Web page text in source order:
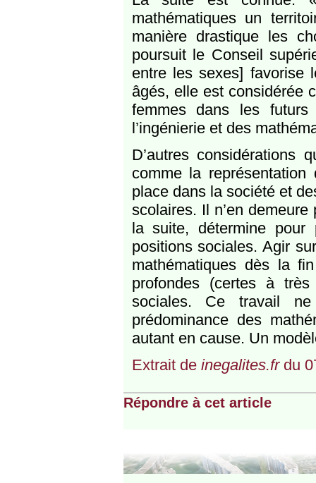
mathématiques un
manière drastique les
poursuit le Conseil
entre les sexes] favorise
âgés, elle est considérée
femmes dans les
l’ingénierie et des
D’autres considérations
comme la
place dans la société et
scolaires. Il n’en
la suite, détermine
positions sociales. Agir
mathématiques dès la
profondes (certes à
sociales. Ce travail
prédominance des
autant en cause. Un
Extrait de inegalites.frdu
Répondre à cet article